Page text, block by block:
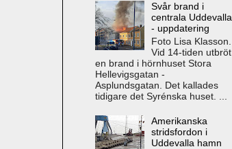
Svår brand i
centrala Uddevalla
- uppdatering
Foto Lisa Klasson.
Vid 14-tiden utbröt
en brand i hörnhuset Stora
Hellevigsgatan -
Asplundsgatan. Det kallades
tidigare det Syrénska huset. ...
Amerikanska
stridsfordon i
Uddevalla hamn